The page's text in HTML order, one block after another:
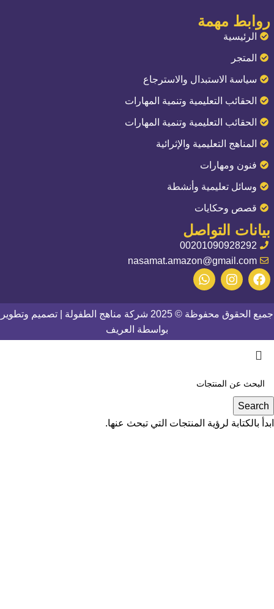
روابط مهمة
الرئيسية
المتجر
سياسة الاستبدال والاسترجاع
الحقائب التعليمية وتنمية المهارات
الحقائب التعليمية وتنمية المهارات
المناهج التعليمية والإثرائية
فنون ومهارات
وسائل تعليمية وأنشطة
قصص وحكايات
بيانات التواصل
00201090928292
nasamat.amazon@gmail.com
جميع الحقوق محفوظة © 2025 شركة مناهج الطفولة | تصميم وتطوير
بواسطة العريف
Search
ابدأ بالكتابة لرؤية المنتجات التي تبحث عنها.